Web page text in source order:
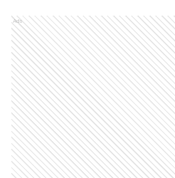
Ads